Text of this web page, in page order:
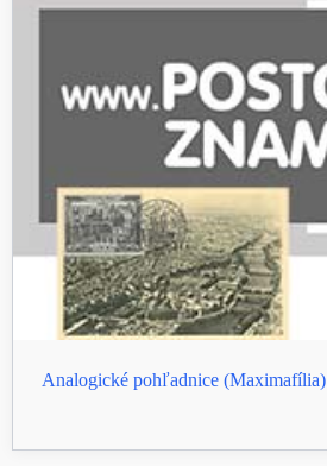
Analogické pohľadnice (Maximafília)